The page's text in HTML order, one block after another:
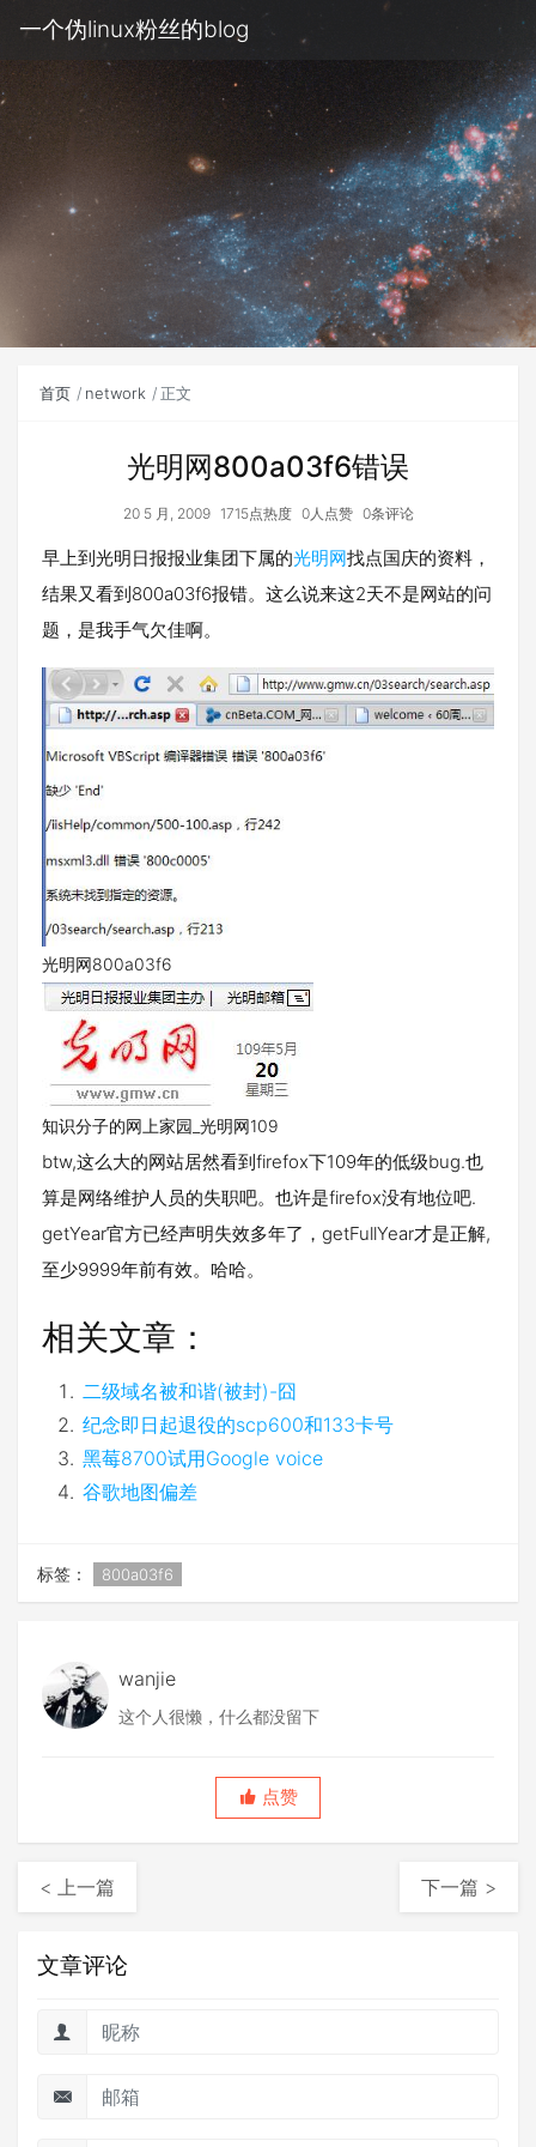
一个伪linux粉丝的blog
首页 network 正文
光明网800a03f6错误
20 5 月, 2009 1715点热度 0人点赞 0条评论
早上到光明日报报业集团下属的光明网找点国庆的资料，
结果又看到800a03f6报错。这么说来这2天不是网站的问
题，是我手气欠佳啊。
光明网800a03f6
知识分子的网上家园_光明网109
btw,这么大的网站居然看到firefox下109年的低级bug.也
算是网络维护人员的失职吧。也许是firefox没有地位吧.
getYear官方已经声明失效多年了，getFullYear才是正解,
至少9999年前有效。哈哈。
相关文章：
二级域名被和谐(被封)-囧
纪念即日起退役的scp600和133卡号
黑莓8700试用Google voice
谷歌地图偏差
标签： 800a03f6
wanjie
这个人很懒，什么都没留下
点赞
< 上一篇 下一篇 >
文章评论